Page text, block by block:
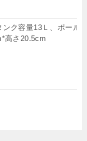
ンク容量13Ｌ、ポール
高さ20.5cm